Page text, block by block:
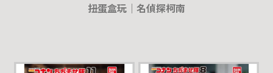
扭蛋盒玩｜名偵探柯南